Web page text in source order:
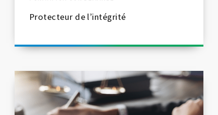
Protecteur de l’intégrité